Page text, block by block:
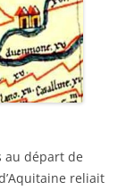
au départ de
reliait